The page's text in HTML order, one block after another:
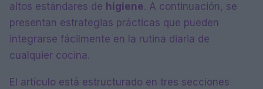
altos estándares de higiene. A continuación, se
presentan estrategias prácticas que pueden
integrarse fácilmente en la rutina diaria de
cualquier cocina.
El artículo está estructurado en tres secciones